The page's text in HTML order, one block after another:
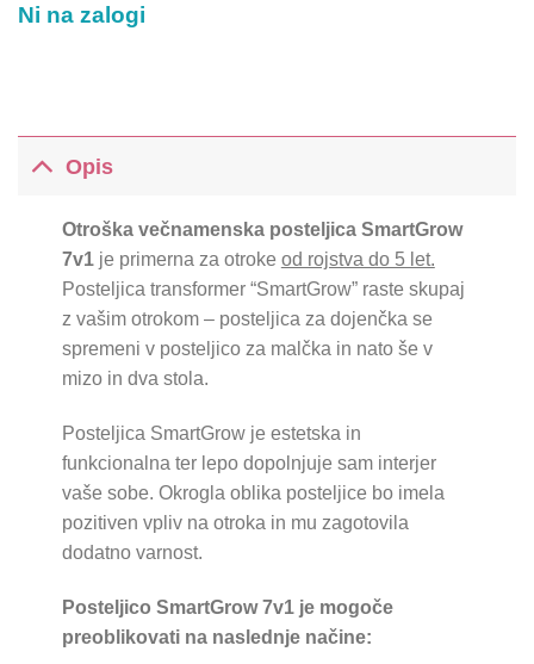
Ni na zalogi
Opis
Otroška večnamenska posteljica SmartGrow
7v1je primerna za otroke od rojstva do 5 let.
Posteljica transformer “SmartGrow” raste skupaj
z vašim otrokom – posteljica za dojenčka se
spremeni v posteljico za malčka in nato še v
mizo in dva stola.
Posteljica SmartGrow je estetska in
funkcionalna ter lepo dopolnjuje sam interjer
vaše sobe. Okrogla oblika posteljice bo imela
pozitiven vpliv na otroka in mu zagotovila
dodatno varnost.
Posteljico SmartGrow 7v1 je mogoče
preoblikovati na naslednje načine: